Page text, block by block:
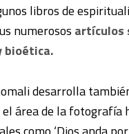
libros de
numerosos artículos
bioética.
desarrolla
el área de la fotografía